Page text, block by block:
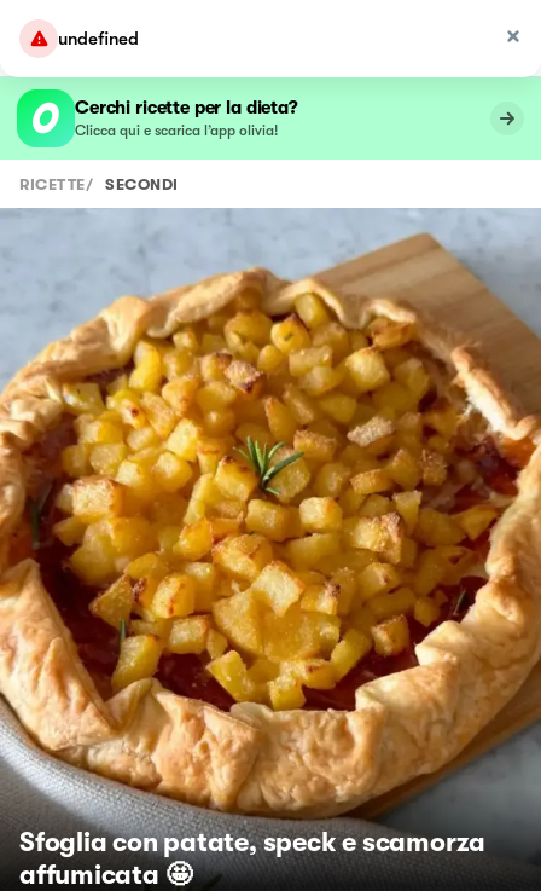
undefined
Cerchi ricette per la dieta?
Clicca qui e scarica l’app olivia!
RICETTE/ SECONDI
Sfoglia con patate, speck e scamorza
affumicata 🤩